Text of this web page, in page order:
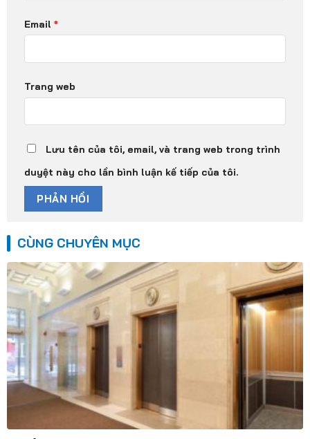
Email *
Trang web
Lưu tên của tôi, email, và trang web trong trình
duyệt này cho lần bình luận kế tiếp của tôi.
CÙNG CHUYÊN MỤC